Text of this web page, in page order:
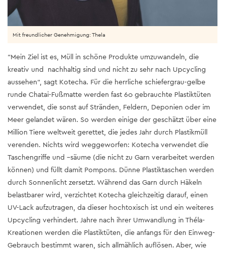
Mit freundlicher Genehmigung: Thela
“Mein Ziel ist es, Müll in schöne Produkte umzuwandeln, die
kreativ und nachhaltig sind und nicht zu sehr nach Upcycling
aussehen“, sagt Kotecha. Für die herrliche schiefergrau-gelbe
runde Chatai-Fußmatte werden fast 60 gebrauchte Plastiktüten
verwendet, die sonst auf Stränden, Feldern, Deponien oder im
Meer gelandet wären. So werden einige der geschätzt über eine
Million Tiere weltweit gerettet, die jedes Jahr durch Plastikmüll
verenden. Nichts wird weggeworfen: Kotecha verwendet die
Taschengriffe und –säume (die nicht zu Garn verarbeitet werden
können) und füllt damit Pompons. Dünne Plastiktaschen werden
durch Sonnenlicht zersetzt. Während das Garn durch Häkeln
belastbarer wird, verzichtet Kotecha gleichzeitig darauf, einen
UV-Lack aufzutragen, da dieser hochtoxisch ist und ein weiteres
Upcycling verhindert. Jahre nach ihrer Umwandlung in Théla-
Kreationen werden die Plastiktüten, die anfangs für den Einweg-
Gebrauch bestimmt waren, sich allmählich auflösen. Aber, wie